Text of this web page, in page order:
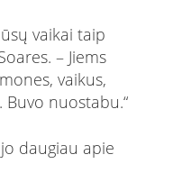
vaikai taip
– Jiems
vaikus,
Buvo nuostabu.“
daugiau apie